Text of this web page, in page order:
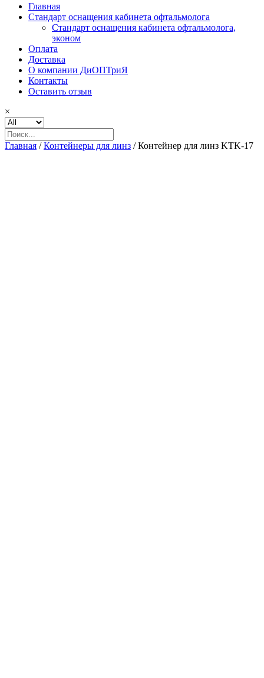
Главная
Стандарт оснащения кабинета офтальмолога
Стандарт оснащения кабинета офтальмолога,
эконом
Оплата
Доставка
О компании ДиОПТриЯ
Контакты
Оставить отзыв
×
Главная /Контейнеры для линз / Контейнер для линз KTK-17